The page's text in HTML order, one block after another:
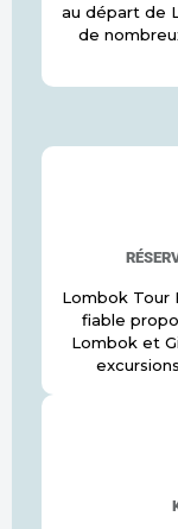
au départ de
de
Lombok Tour
fiable
Lombok et